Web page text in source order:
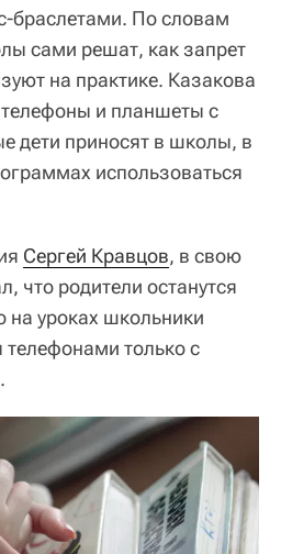
браслетами. По словам
сами решат, как запрет
на практике. Казакова
и планшеты с
дети приносят в школы, в
использоваться
Сергей Кравцов, в свою
что родители останутся
на уроках школьники
телефонами только с